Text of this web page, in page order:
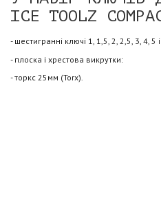
ICE TOOLZ
- шестигранні ключі 1, 1,5, 2, 2,5, 3, 4, 5
- плоска і хрестова викрутки:
- торкс 25мм (Torx).